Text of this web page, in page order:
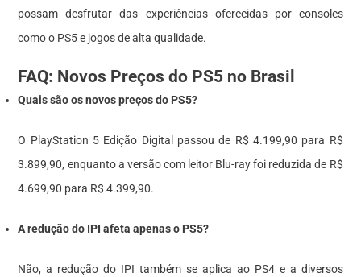
possam desfrutar das experiências oferecidas por consoles
como o PS5 e jogos de alta qualidade.
FAQ: Novos Preços do PS5 no Brasil
Quais são os novos preços do PS5?
O PlayStation 5 Edição Digital passou de R$ 4.199,90 para R$
3.899,90, enquanto a versão com leitor Blu-ray foi reduzida de R$
4.699,90 para R$ 4.399,90.
A redução do IPI afeta apenas o PS5?
Não, a redução do IPI também se aplica ao PS4 e a diversos